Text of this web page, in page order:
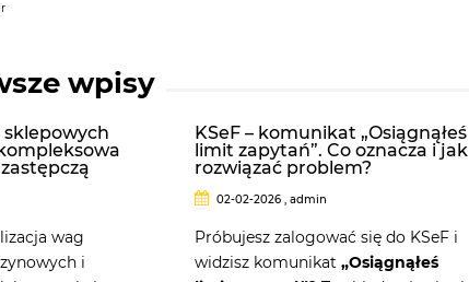
wpisy
sklepowych
wag
i
KSeF – komunikat „Osiągnąłeś
limit zapytań”. Co oznacza i jak
rozwiązać problem?
02-02-2026 , admin
Próbujesz zalogować się do KSeF i
widzisz komunikat „Osiągnąłeś